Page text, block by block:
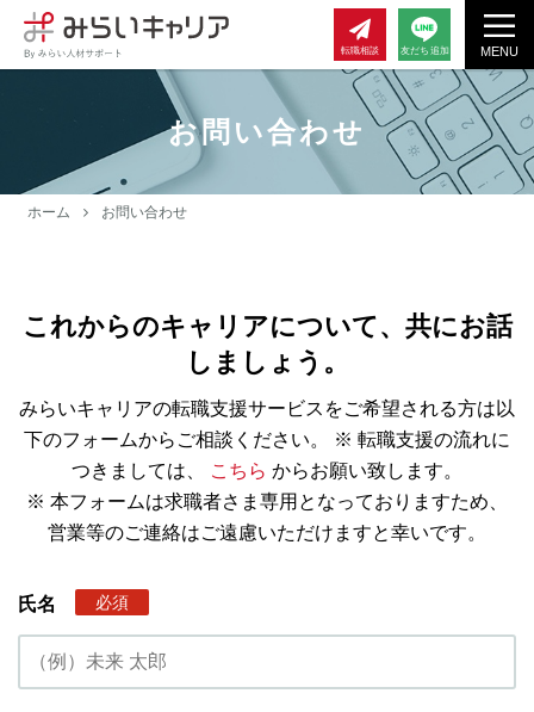
MENU
転職相談 友だち追加
お問い合わせ
ホーム お問い合わせ
これからのキャリアについて、共にお話
しましょう。
みらいキャリアの転職支援サービスをご希望される方は以
下のフォームからご相談ください。
※ 転職支援の流れに
つきましては、
こちら からお願い致します。
※ 本フォームは求職者さま専用となっておりますため、
営業等のご連絡はご遠慮いただけますと幸いです。
氏名 必須